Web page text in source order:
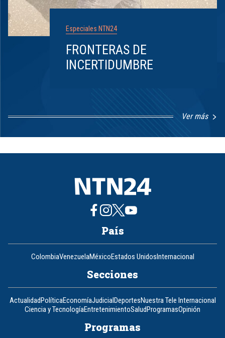
Especiales NTN24
FRONTERAS DE
INCERTIDUMBRE
Ver más
1
8
País
ColombiaVenezuelaMéxicoEstados UnidosInternacional
Secciones
ActualidadPolíticaEconomíaJudicialDeportesNuestra Tele Internacional
Ciencia y TecnologíaEntretenimientoSaludProgramasOpinión
Programas